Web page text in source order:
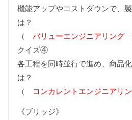
機能アップやコストダウンで、
は？
（バリューエンジニアリング
クイズ④
各工程を同時並行で進め、商品
は？
（
コンカレントエンジニアリ
《ブリッジ》